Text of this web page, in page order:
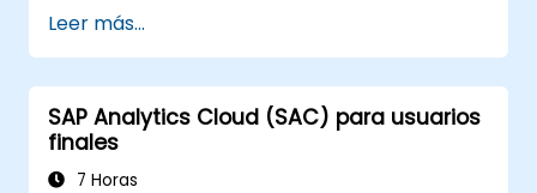
permisos y configuraciones de seguridad.
Gestionar conexiones de datos y modelos
de datos.
Solucionar problemas y resolver
incidencias comunes de SAC.
Brindar soporte técnico a los usuarios
Leer más...
SAP Analytics Cloud (SAC) para usuarios
finales
7 Horas